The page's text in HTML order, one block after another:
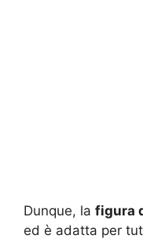
Dunque, la figura
ed è adatta per